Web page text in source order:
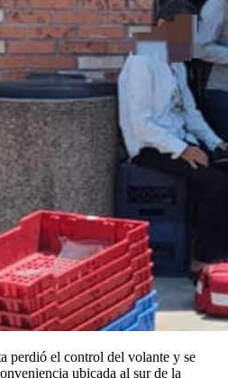
perdió el control del volante y se
ubicada al sur de la